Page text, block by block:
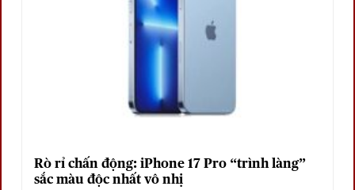
Rò rỉ chấn động: iPhone 17 Pro “trình làng”
sắc màu độc nhất vô nhị